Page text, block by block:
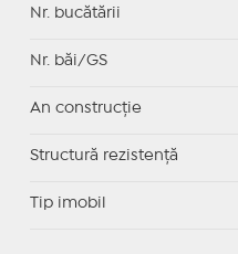
Nr. bucătării
Nr. băi/GS
An construcție
Structură rezistență
Tip imobil